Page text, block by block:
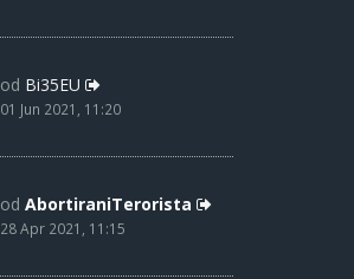
od Bi35EU
01 Jun 2021, 11:20
od AbortiraniTerorista
28 Apr 2021, 11:15